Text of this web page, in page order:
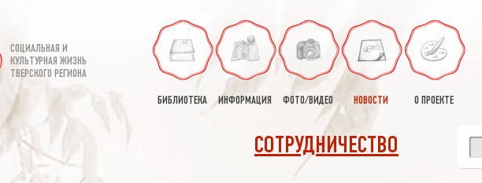
СОЦИАЛЬНАЯ И
КУЛЬТУРНАЯ ЖИЗНЬ
ТВЕРСКОГО РЕГИОНА
БИБЛИОТЕКА ИНФОРМАЦИЯ ФОТО/ВИДЕО НОВОСТИ О ПРОЕКТЕ
СОТРУДНИЧЕСТВО